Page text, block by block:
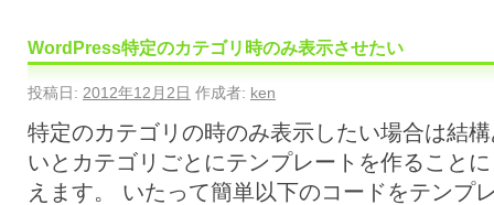
WordPress特定のカテゴリ時のみ表示させたい
投稿日: 2012年12月2日 作成者: ken
特定のカテゴリの時のみ表示したい場合は結
いとカテゴリごとにテンプレートを作ること
えます。 いたって簡単以下のコードをテンプ